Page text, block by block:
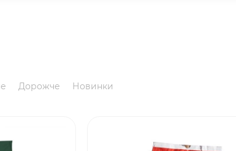
Дорожче Новинки